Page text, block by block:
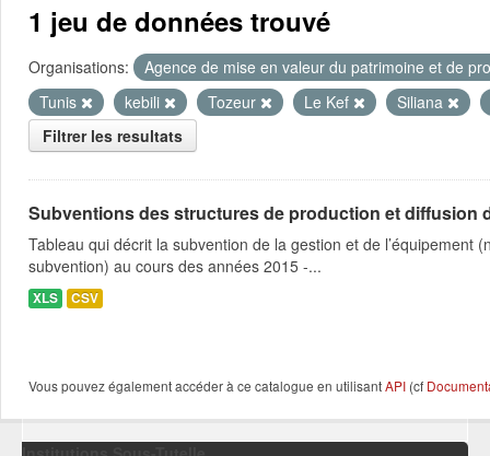
1 jeu de données trouvé
Organisations:
Agence de mise en valeur du patrimoine et de
Tunis
kebili Tozeur Le Kef
Siliana
Filtrer les resultats
Subventions des structures de production et diffusion
Tableau qui décrit la subvention de la gestion et de
subvention) au cours des années 2015 -...
XLS CSV
Vous pouvez également accéder à ce catalogue en utilisantAPI (cf